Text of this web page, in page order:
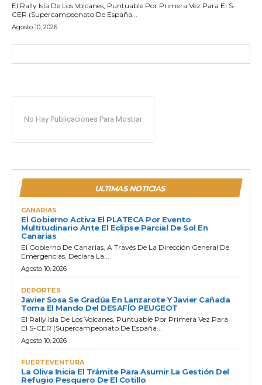
El Rally Isla De Los Volcanes, Puntuable Por Primera Vez Para El S-
CER (Supercampeonato De España...
Agosto 10, 2026
No Hay Publicaciones Para Mostrar
ULTIMAS NOTICIAS
CANARIAS
El Gobierno Activa El PLATECA Por Evento
Multitudinario Ante El Eclipse Parcial De Sol En
Canarias
El Gobierno De Canarias, A Través De La Dirección General De
Emergencias, Declara La...
Agosto 10, 2026
DEPORTES
Javier Sosa Se Gradúa En Lanzarote Y Javier Cañada
Toma El Mando Del DESAFÍO PEUGEOT
El Rally Isla De Los Volcanes, Puntuable Por Primera Vez Para
El S-CER (Supercampeonato De España...
Agosto 10, 2026
FUERTEVENTURA
La Oliva Inicia El Trámite Para Asumir La Gestión Del
Refugio Pesquero De El Cotillo